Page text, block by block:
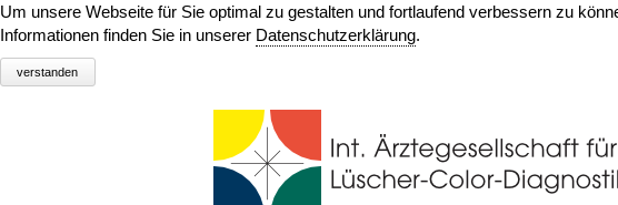
Um unsere Webseite für Sie optimal zu gestalten und fortlaufend verbessern zu
Informationen finden Sie in unserer Datenschutzerklärung.